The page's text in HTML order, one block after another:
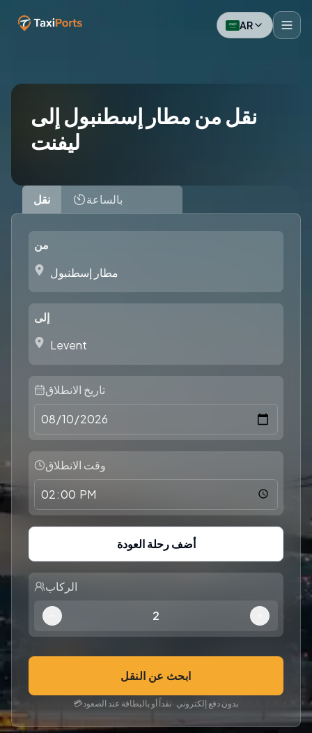
AR
نقل من مطار إسطنبول إلى
ليفنت
نقل بالساعة
من
إلى
تاريخ الانطلاق
وقت الانطلاق
أضف رحلة العودة
الركاب
2
ابحث عن النقل
💳بدون دفع إلكتروني · نقداً أو بالبطاقة عند الصعود